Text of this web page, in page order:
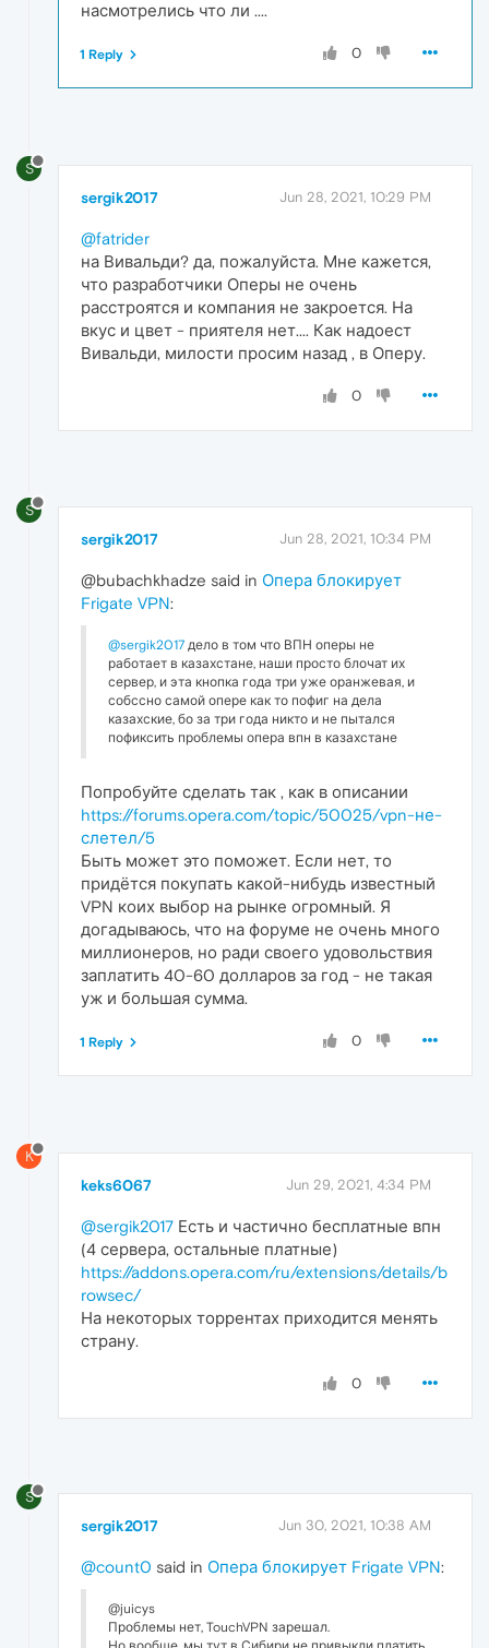
насмотрелись что ли ....
0
1 Reply
S
sergik2017 Jun 28, 2021, 10:29 PM
@fatrider
на Вивальди? да, пожалуйста. Мне кажется,
что разработчики Оперы не очень
расстроятся и компания не закроется. На
вкус и цвет - приятеля нет.... Как надоест
Вивальди, милости просим назад , в Оперу.
0
S
sergik2017 Jun 28, 2021, 10:34 PM
@bubachkhadze said in Опера блокирует
Frigate VPN:
@sergik2017 дело в том что ВПН оперы не
работает в казахстане, наши просто блочат их
сервер, и эта кнопка года три уже оранжевая, и
собссно самой опере как то пофиг на дела
казахские, бо за три года никто и не пытался
пофиксить проблемы опера впн в казахстане
Попробуйте сделать так , как в описании
https://forums.opera.com/topic/50025/vpn-не-
слетел/5
Быть может это поможет. Если нет, то
придётся покупать какой-нибудь известный
VPN коих выбор на рынке огромный. Я
догадываюсь, что на форуме не очень много
миллионеров, но ради своего удовольствия
заплатить 40-60 долларов за год - не такая
уж и большая сумма.
0
1 Reply
K
keks6067 Jun 29, 2021, 4:34 PM
@sergik2017 Есть и частично бесплатные впн
(4 сервера, остальные платные)
https://addons.opera.com/ru/extensions/details/b
rowsec/
На некоторых торрентах приходится менять
страну.
0
S
sergik2017 Jun 30, 2021, 10:38 AM
@count0 said in Опера блокирует Frigate VPN:
@juicys
Проблемы нет, TouchVPN зарешал.